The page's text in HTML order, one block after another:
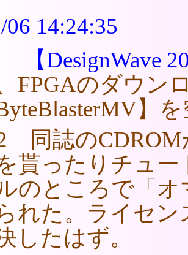
06 14:24:35
【DesignWave
FPGAのダウン
ByteBlasterMV】
同誌のCDROM
貰ったりチュ
のところで「
れた。ライセ
したはず。